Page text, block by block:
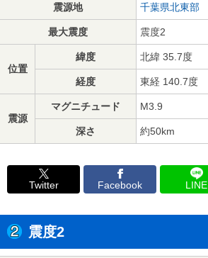
震源地 千葉県北東部
最大震度 震度2
位置
緯度 北緯 35.7度
経度 東経 140.7度
震源
マグニチュード M3.9
深さ 約50km
Twitter Facebook LINE
震度2